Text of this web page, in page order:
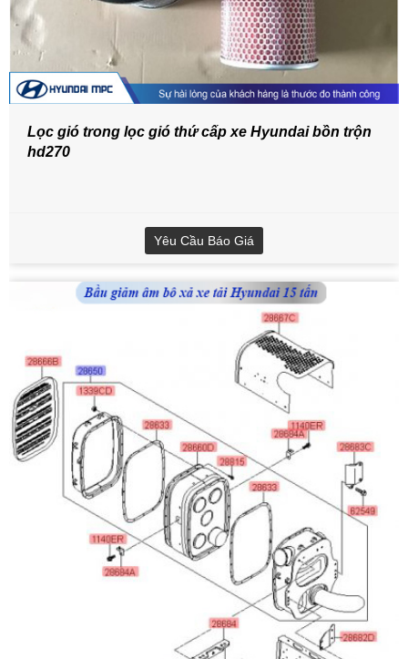
Lọc gió trong lọc gió thứ cấp xe Hyundai bồn trộn
hd270
Yêu Cầu Báo Giá